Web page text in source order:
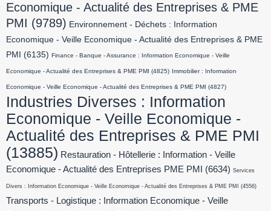
Economique - Actualité des Entreprises & PME
PMI (9789) Environnement - Déchets : Information
Economique - Veille Economique - Actualité des Entreprises & PME
PMI
(6135) Finance - Banque - Assurance : Information Economique - Veille
Economique - Actualité des Entreprises & PME PMI (4825) Immobilier : Information
Economique - Veille Economique - Actualité des Entreprises & PME PMI (4827)
Industries Diverses : Information
Economique - Veille Economique -
Actualité des Entreprises & PME PMI
(13885) Restauration - Hôtellerie : Information - Veille
Economique - Actualité des Entreprises PME PMI
(6634) Services
Divers : Information Economique - Veille Economique - Actualité des Entreprises & PME PMI (4556)
Transports - Logistique : Information Economique - Veille